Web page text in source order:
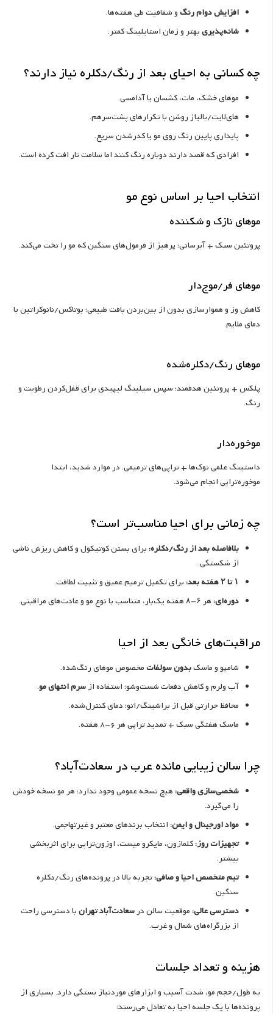
افزایش دوام رنگو شفافیت طی هفته‌ها.
شانه‌پذیریبهتر و زمان استایلینگ کمتر.
چه کسانی به احیای بعد از رنگ/دکلره نیاز دارند؟
موهای خشک، مات، کشسان یا آدامسی.
های‌لایت/بالیاژ روشن با تکرارهای پشت‌سرهم.
پایداری پایین رنگ روی مو یا کدرشدن سریع.
افرادی که قصد دارند دوباره رنگ کنند اما سلامت تار افت کرده است.
انتخاب احیا بر اساس نوع مو
موهای نازک و شکننده
پروتئین سبک + آبرسانی؛ پرهیز از فرمول‌های سنگین که مو را تخت می‌کند.
موهای فر/موج‌دار
کاهش وز و هموارسازی بدون از بین‌بردن بافت طبیعی؛ بوتاکس/نانوکراتین با
دمای ملایم.
موهای رنگ/دکلره‌شده
پلکس + پروتئین هدفمند؛ سپس سیلینگ لیپیدی برای قفل‌کردن رطوبت و
رنگ.
موخوره‌دار
داستینگ علمی نوک‌ها + تراپی‌های ترمیمی. در موارد شدید، ابتدا
موخوره‌تراپی انجام می‌شود.
چه زمانی برای احیا مناسب‌تر است؟
بلافاصله بعد از رنگ/دکلره:برای بستن کوتیکول و کاهش ریزش ناشی
از شکستگی.
۱ تا ۲ هفته بعد:
برای تکمیل ترمیم عمیق و تثبیت لطافت.
دوره‌ای:هر ۶–۸ هفته یک‌بار، متناسب با نوع مو و عادت‌های مراقبتی.
مراقبت‌های خانگی بعد از احیا
شامپو و ماسکبدون سولفاتمخصوص موهای رنگ‌شده.
آب ولرم و کاهش دفعات شست‌وشو؛ استفاده ازسرم انتهای مو.
محافظ حرارتی قبل از براشینگ/اتو؛ دمای کنترل‌شده.
ماسک هفتگی سبک + تمدید تراپی هر 6-8 هفته.
چرا سالن زیبایی مائده عرب در سعادت‌آباد؟
شخصی‌سازی واقعی:هیچ نسخه عمومی وجود ندارد؛ هر مو نسخه خودش
را می‌گیرد.
مواد اورجینال و ایمن:انتخاب برندهای معتبر و غیرتهاجمی.
تجهیزات روز:کلمازون، مایکرو میست، اوزون‌تراپی برای اثربخشی
بیشتر.
تیم متخصص احیا و صافی:تجربه بالا در پرونده‌های رنگ/دکلره
سنگین.
دسترسی عالی:موقعیت سالن در سعادت‌آباد تهرانبا دسترسی راحت
از بزرگراه‌های شمال و غرب.
هزینه و تعداد جلسات
به طول/حجم مو، شدت آسیب و ابزارهای موردنیاز بستگی دارد. بسیاری از
پرونده‌ها با یک جلسه احیا به تعادل می‌رسند؛